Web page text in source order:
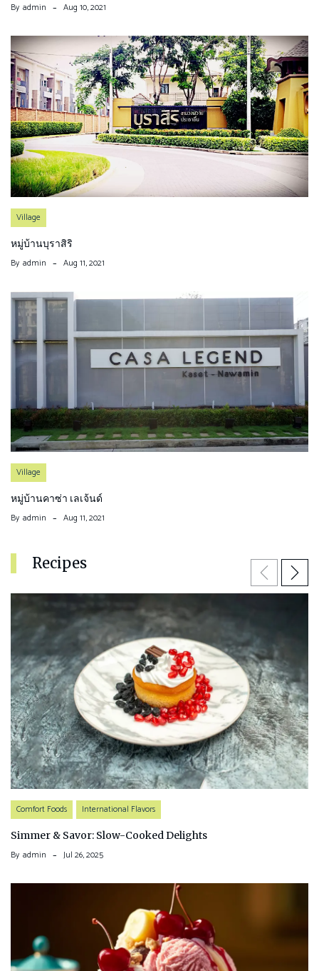
By admin Aug 10, 2021
Village
หมู่บ้านบุราสิริ
By admin Aug 11, 2021
Village
หมู่บ้านคาซ่า เลเจ้นด์
By admin Aug 11, 2021
Recipes PreviousNext
Comfort Foods International Flavors
Simmer & Savor: Slow-Cooked Delights
By admin Jul 26, 2025